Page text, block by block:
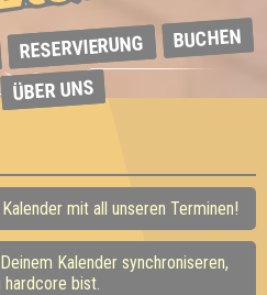
RESERVIERUNG BUCHEN
ÜBER UNS
mit all unseren Terminen!
Kalender synchroniseren,
hardcore bist.